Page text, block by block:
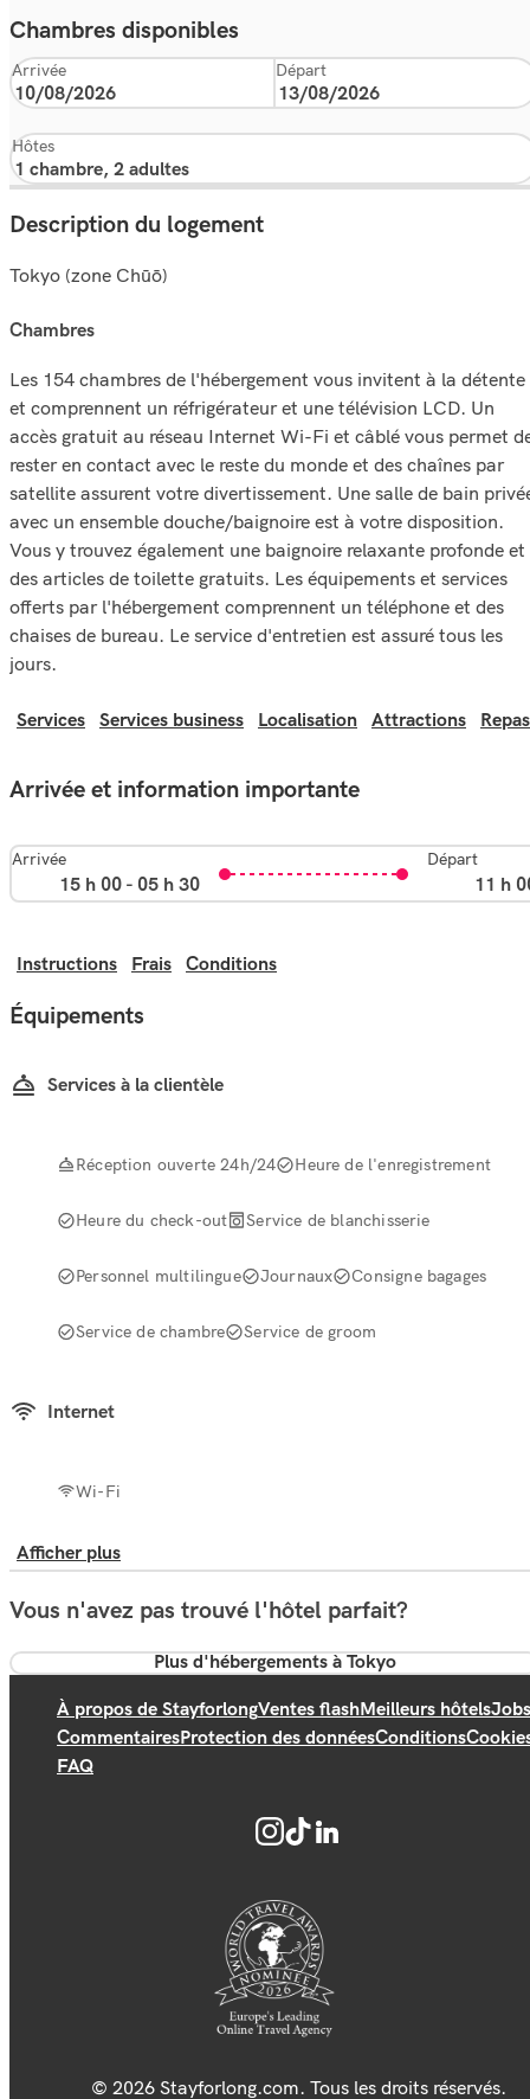
Chambres disponibles
Arrivée Départ
Hôtes
Description du logement
Tokyo (zone Chūō)
chambres
Les 154 chambres de l'hébergement vous invitent à la détente
et comprennent un réfrigérateur et une télévision LCD. Un
accès gratuit au réseau Internet Wi-Fi et câblé vous permet
rester en contact avec le reste du monde et des chaînes par
satellite assurent votre divertissement. Une salle de bain
avec un ensemble douche/baignoire est à votre disposition.
Vous y trouvez également une baignoire relaxante profonde et
des articles de toilette gratuits. Les équipements et services
offerts par l'hébergement comprennent un téléphone et des
chaises de bureau. Le service d'entretien est assuré tous les
jours.
Services Services business Localisation Attractions Repas
Arrivée et information importante
Arrivée
15 h 00 - 05 h 30
Départ
11 h
Instructions Frais Conditions
Équipements
Services à la clientèle
Réception ouverte 24h/24 Heure de l'enregistrement
Heure du check-out Service de blanchisserie
Personnel multilingue Journaux Consigne bagages
Service de chambre Service de groom
Internet
Wi-Fi
Afficher plus
Vous n'avez pas trouvé l'hôtel parfait?
Plus d'hébergements à Tokyo
À propos de StayforlongVentes flashMeilleurs hôtelsJobs
CommentairesProtection des donnéesConditions
FAQ
© 2026 Stayforlong.com. Tous les droits réservés.